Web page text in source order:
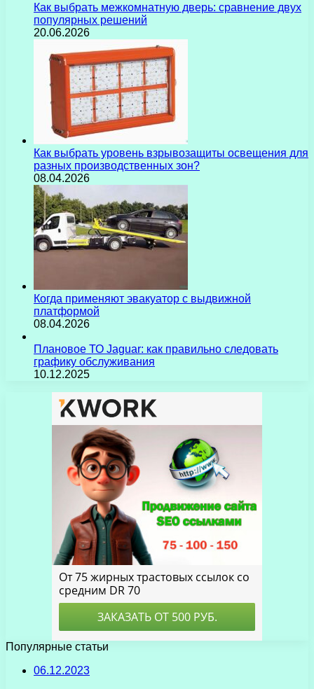
Как выбрать межкомнатную дверь: сравнение двух
популярных решений
20.06.2026
Как выбрать уровень взрывозащиты освещения для
разных производственных зон?
08.04.2026
Когда применяют эвакуатор с выдвижной
платформой
08.04.2026
Плановое ТО Jaguar: как правильно следовать
графику обслуживания
10.12.2025
Популярные статьи
06.12.2023